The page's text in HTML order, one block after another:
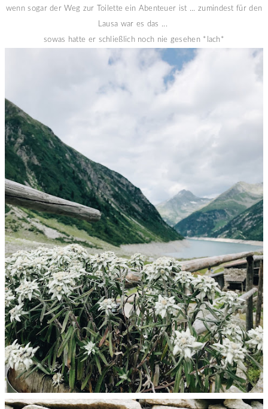
wenn sogar der Weg zur Toilette ein Abenteuer ist ... zumindest für den
Lausa war es das ...
sowas hatte er schließlich noch nie gesehen *lach*